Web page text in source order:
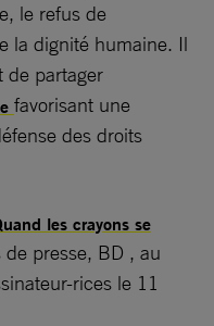
le refus de
la dignité humaine. Il
de partager
favorisant une
des droits
les crayons se
de presse, BD , au
rices le 11